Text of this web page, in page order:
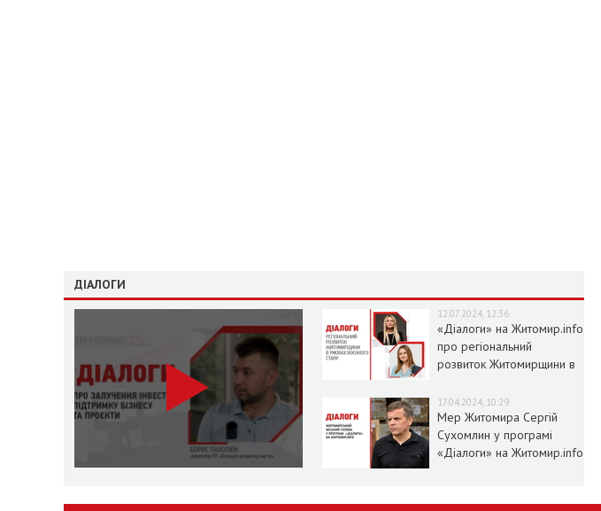
ДІАЛОГИ
12.07.2024, 12:36
«Діалоги» на Житомир.info
про регіональний
розвиток Житомирщини в
17.04.2024, 10:29
Мер Житомира Сергій
Сухомлин у програмі
«Діалоги» на Житомир.info